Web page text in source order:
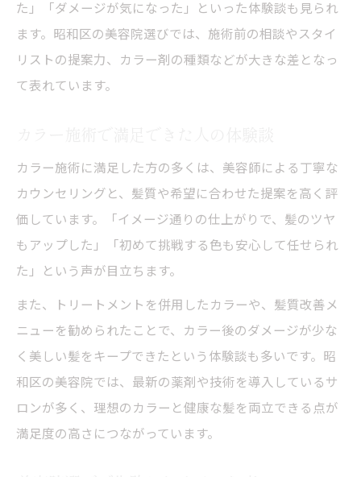
た」「ダメージが気になった」といった体験談も見られ
ます。昭和区の美容院選びでは、施術前の相談やスタイ
リストの提案力、カラー剤の種類などが大きな差となっ
て表れています。
カラー施術に満足した方の多くは、美容師による丁寧な
カウンセリングと、髪質や希望に合わせた提案を高く評
価しています。「イメージ通りの仕上がりで、髪のツヤ
もアップした」「初めて挑戦する色も安心して任せられ
た」という声が目立ちます。
また、トリートメントを併用したカラーや、髪質改善メ
ニューを勧められたことで、カラー後のダメージが少な
く美しい髪をキープできたという体験談も多いです。昭
和区の美容院では、最新の薬剤や技術を導入しているサ
ロンが多く、理想のカラーと健康な髪を両立できる点が
満足度の高さにつながっています。